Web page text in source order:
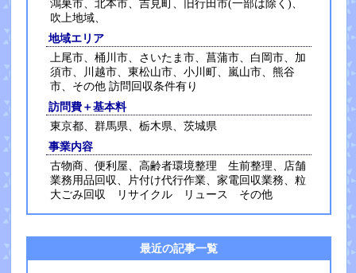
鴻巣市、北本市、吉見町、旧行田市(一部は除く)、
吹上地域、
地域エリア
上尾市、桶川市、さいたま市、菖蒲市、白岡市、加
須市、川越市、東松山市、小川町、嵐山市、熊谷
市、その他 訪問回収条件有り
訪問費＋基本料
東京都、群馬県、栃木県、茨城県
事業内容
古物商、便利屋、高齢者環境整理 生前整理、店舗
業務用品回収、片付け代行作業、家電回収業務、粒
大ごみ回収 リサイクル リュース その他
最近の記事一覧